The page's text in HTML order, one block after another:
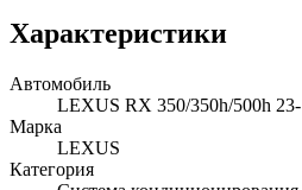
Характеристики
Автомобиль
LEXUS RX 350/350h/500h 23-
Марка
LEXUS
Категория